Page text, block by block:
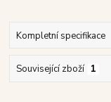
Kompletní specifikace
Související zboží 1